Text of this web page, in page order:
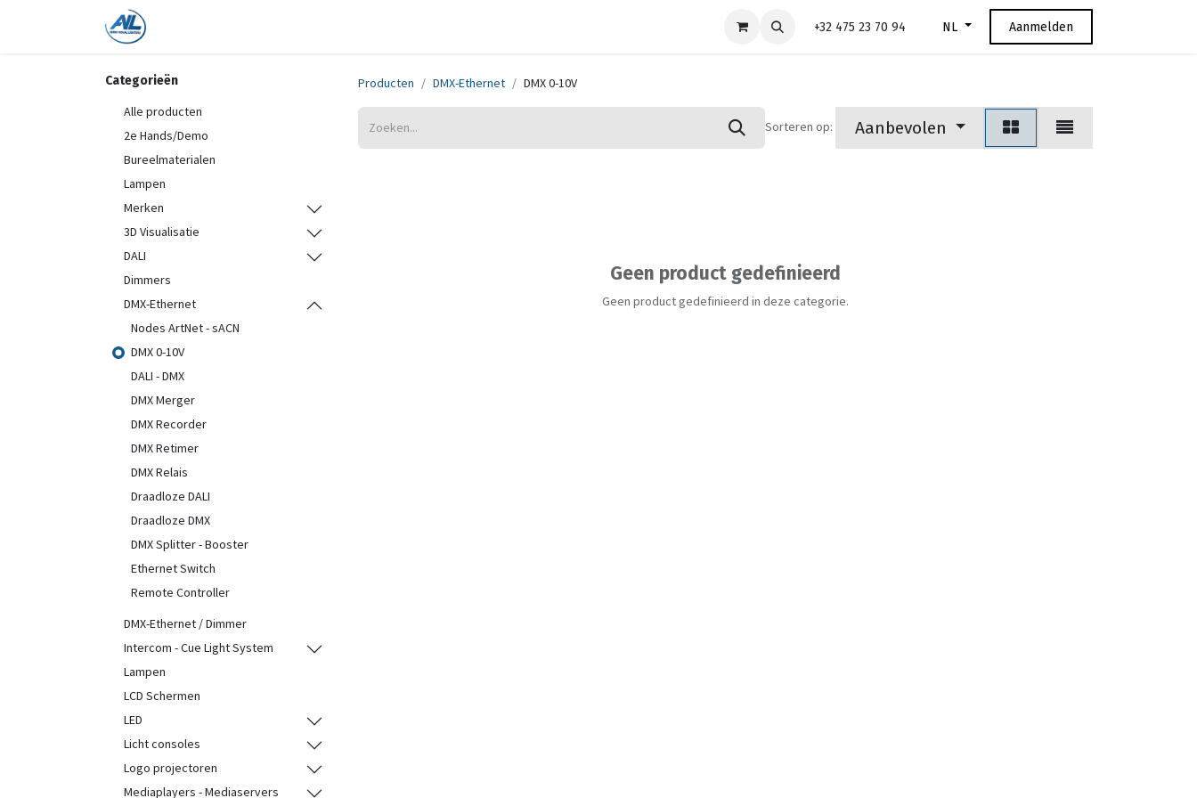
+32 475 23 70 94 NL Aanmelden
Categorieën
Alle producten
2e Hands/Demo
Bureelmaterialen
Lampen
Merken
3D Visualisatie
DALI
Dimmers
DMX-Ethernet
Nodes ArtNet - sACN
DMX 0-10V
DALI - DMX
DMX Merger
DMX Recorder
DMX Retimer
DMX Relais
Draadloze DALI
Draadloze DMX
DMX Splitter - Booster
Ethernet Switch
Remote Controller
DMX-Ethernet / Dimmer
Intercom - Cue Light System
Lampen
LCD Schermen
LED
Licht consoles
Logo projectoren
Mediaplayers - Mediaservers
Producten DMX-Ethernet DMX 0-10V
Sorteren op: Aanbevolen
Geen product gedefinieerd
Geen product gedefinieerd in deze categorie.